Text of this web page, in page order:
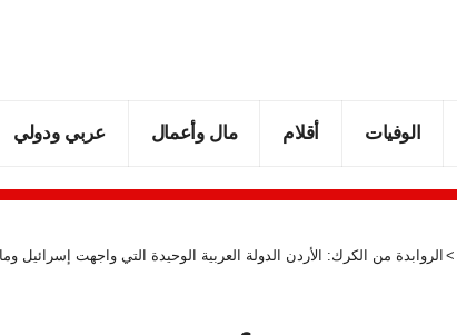
الوفيات أقلام مال وأعمال عربي ودولي
> الروابدة من الكرك: الأردن الدولة العربية الوحيدة التي واجهت إسرائيل